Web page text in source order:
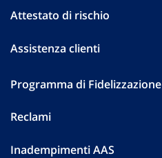
Attestato di rischio
Assistenza clienti
Programma di Fidelizzazione
Reclami
Inadempimenti AAS